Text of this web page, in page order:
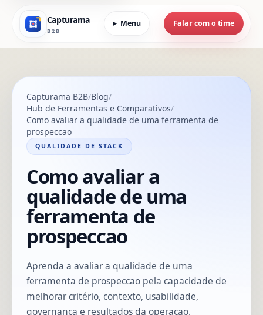
Capturama
B2B
Menu Falar com o time
Capturama B2B Blog
Hub de Ferramentas e Comparativos
Como avaliar a qualidade de uma ferramenta de
prospeccao
QUALIDADE DE STACK
Como avaliar a
qualidade de uma
ferramenta de
prospeccao
Aprenda a avaliar a qualidade de uma
ferramenta de prospeccao pela capacidade de
melhorar critério, contexto, usabilidade,
governanca e resultados da operacao.